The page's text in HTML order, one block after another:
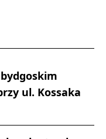
ul. Kossaka